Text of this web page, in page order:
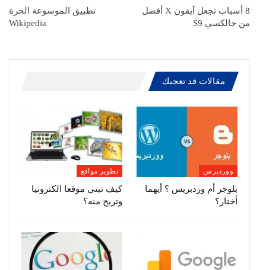
8 أسباب تجعل آيفون X أفضل
من جالكسي S9
تطبيق الموسوعة الحرة
Wikipedia
مقالات قد تعجبك
ووردبرس
بلوجر أم وردبريس ؟ أيهما
أختار؟
تطوير مواقع
كيف تبني موقعا الكترونيا
وتربح منه؟